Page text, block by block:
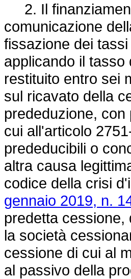
2. Il
comunicazione
fissazione dei
applicando il tasso
restituito entro sei
sul ricavato della
prededuzione,
cui all'articolo
prededucibili o
altra causa
codice della crisi
gennaio 2019, n.
predetta cessione,
la società
cessione di cui al
al passivo della